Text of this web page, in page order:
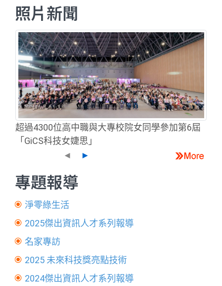
照片新聞
超過4300位高中職與大專校院女同學參加第6屆
「GiCS科技女婕思」
◄
►
專題報導
淨零綠生活
2025傑出資訊人才系列報導
名家專訪
2025 未來科技獎亮點技術
2024傑出資訊人才系列報導